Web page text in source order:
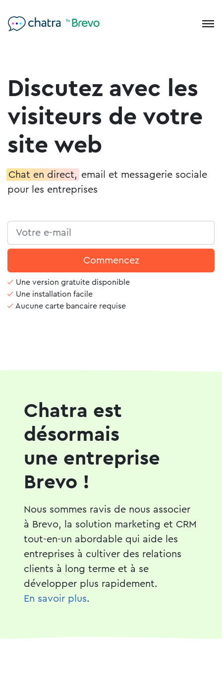
Discutez avec les
visiteurs de votre
site web
Chat en direct, email et messagerie sociale
pour les entreprises
Commencez
Une version gratuite disponible
Une installation facile
Aucune carte bancaire requise
Chatra est
désormais
une entreprise
Brevo !
Nous sommes ravis de nous associer
à Brevo, la solution marketing et CRM
tout-en-un abordable qui aide les
entreprises à cultiver des relations
clients à long terme et à se
développer plus rapidement.
En savoir plus.